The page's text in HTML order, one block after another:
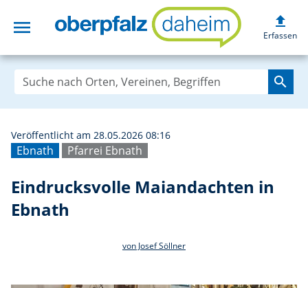
menu Eindrucksvolle
upload
Erfassen
search
Ebnath Pfarrei Ebnath
Veröffentlicht am 28.05.2026 08:16
Eindrucksvolle Maiandachten in
Ebnath
von Josef Söllner